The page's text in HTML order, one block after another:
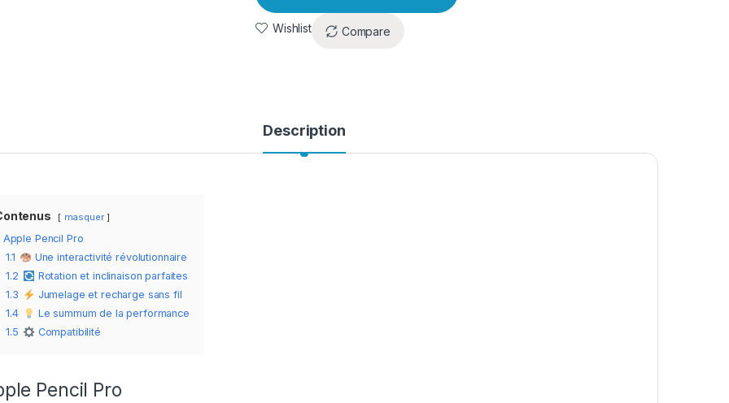
Wishlist Compare
Description
masquer
Apple Pencil Pro
1.1
Une interactivité révolutionnaire
1.2
Rotation et inclinaison parfaites
1.3
Jumelage et recharge sans fil
1.4
Le summum de la performance
1.5
Compatibilité
Pencil Pro